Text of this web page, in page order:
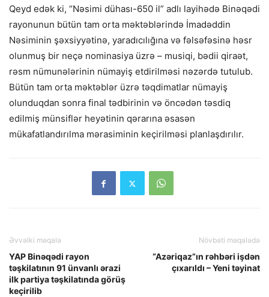
Qeyd edək ki, “Nəsimi dühası-650 il” adlı layihədə Binəqədi
rayonunun bütün tam orta məktəblərində İmadəddin
Nəsiminin şəxsiyyətinə, yaradıcılığına və fəlsəfəsinə həsr
olunmuş bir neçə nominasiya üzrə – musiqi, bədii qiraət,
rəsm nümunələrinin nümayiş etdirilməsi nəzərdə tutulub.
Bütün tam orta məktəblər üzrə təqdimatlar nümayiş
olunduqdan sonra final tədbirinin və öncədən təsdiq
edilmiş münsiflər heyətinin qərarına əsasən
mükafatlandırılma mərasiminin keçirilməsi planlaşdırılır.
Əvvəlki məqalə
YAP Binəqədi rayon
təşkilatının 91 ünvanlı ərazi
ilk partiya təşkilatında görüş
keçirilib
Növbəti məqalədə
“Azəriqaz”ın rəhbəri işdən
çıxarıldı – Yeni təyinat